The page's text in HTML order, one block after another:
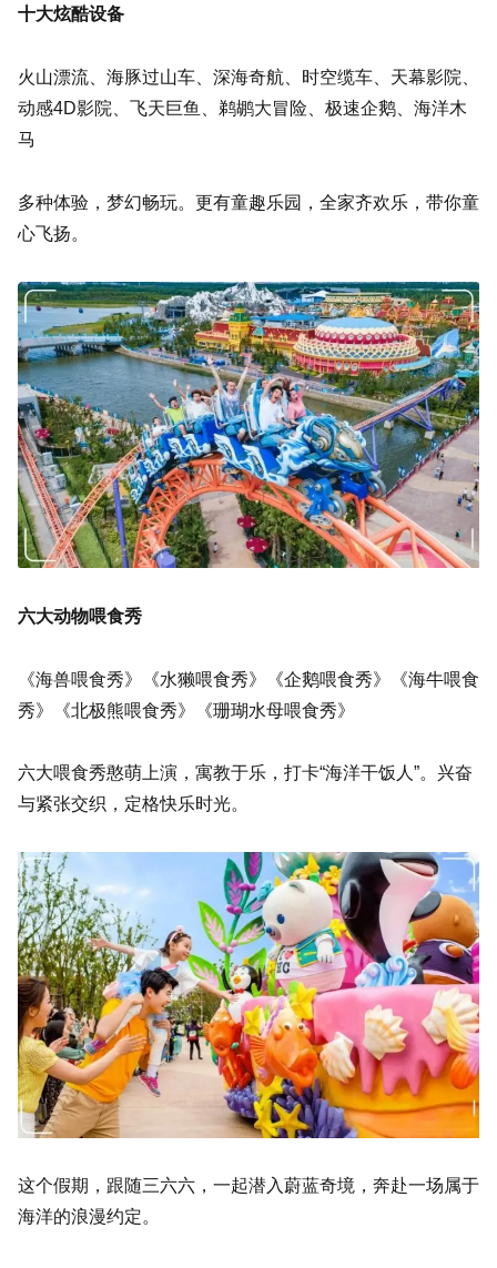
十大炫酷设备
火山漂流、海豚过山车、深海奇航、时空缆车、天幕影院、
动感4D影院、飞天巨鱼、鹈鹕大冒险、极速企鹅、海洋木
马
多种体验，梦幻畅玩。更有童趣乐园，全家齐欢乐，带你童
心飞扬。
六大动物喂食秀
《海兽喂食秀》《水獭喂食秀》《企鹅喂食秀》《海牛喂食
秀》《北极熊喂食秀》《珊瑚水母喂食秀》
六大喂食秀憨萌上演，寓教于乐，打卡“海洋干饭人”。兴奋
与紧张交织，定格快乐时光。
这个假期，跟随三六六，一起潜入蔚蓝奇境，奔赴一场属于
海洋的浪漫约定。